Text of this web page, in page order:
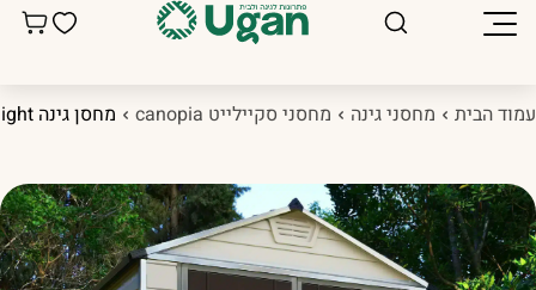
הבית מחסני גינה מחסני סקיילייט canopia מחסן גינה Skylight קרם 1.9×0.9